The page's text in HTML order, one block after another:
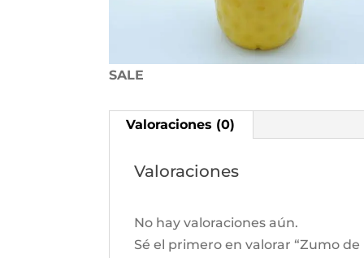
SALE
Valoraciones (0)
Valoraciones
No hay valoraciones aún.
Sé el primero en valorar “Zumo de